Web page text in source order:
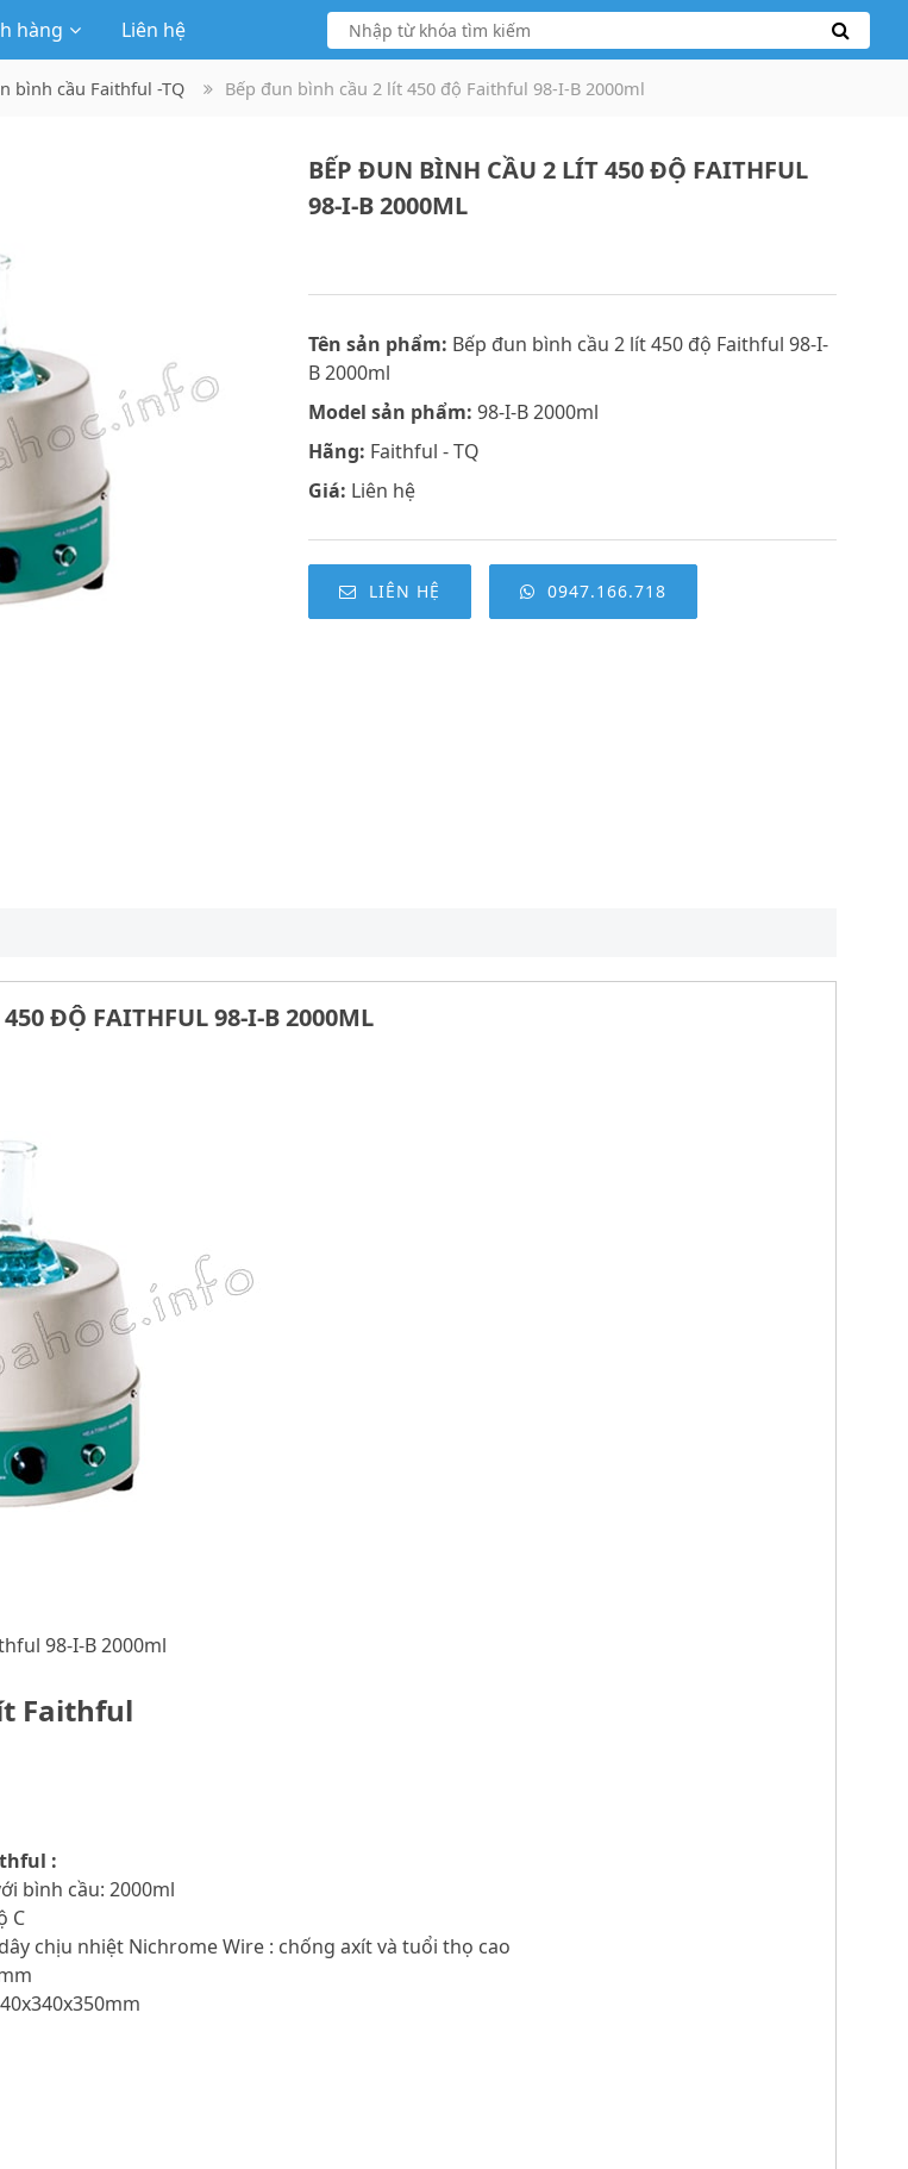
hàng Liên hệ
bình cầu Faithful -TQ Bếp đun bình cầu 2 lít 450 độ Faithful 98-I-B 2000ml
BẾP ĐUN BÌNH CẦU 2 LÍT 450 ĐỘ FAITHFUL
98-I-B 2000ML
Tên sản phẩm: Bếp đun bình cầu 2 lít 450 độ Faithful 98-I-
B 2000ml
Model sản phẩm: 98-I-B 2000ml
Hãng: Faithful - TQ
Giá: Liên hệ
LIÊN HỆ 0947.166.718
ĐỘ FAITHFUL 98-I-B 2000ML
98-I-B 2000ml
Faithful
:
bình cầu: 2000ml
C
chịu nhiệt Nichrome Wire : chống axít và tuổi thọ cao